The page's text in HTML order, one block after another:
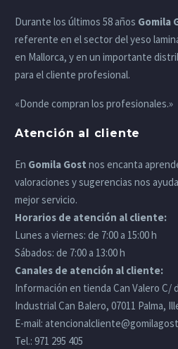
Durante los últimos 58 años Gomila
referente en el sector del yeso
en Mallorca, y en un importante
para el cliente profesional.
«Donde compran los profesionales.»
Atención al cliente
En Gomila Gost nos encanta
valoraciones y sugerencias nos
mejor servicio.
Horarios de atención al cliente:
Lunes a viernes: de 7:00 a 15:00 h
Sábados: de 7:00 a 13:00 h
Canales de atención al cliente:
Información en tienda Can Valero C/
Industrial Can Balero, 07011 Palma,
E-mail:
Tel.: 971 295 405